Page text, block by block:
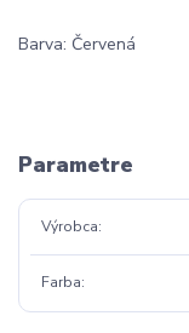
Barva: Červená
Parametre
Výrobca
Farba